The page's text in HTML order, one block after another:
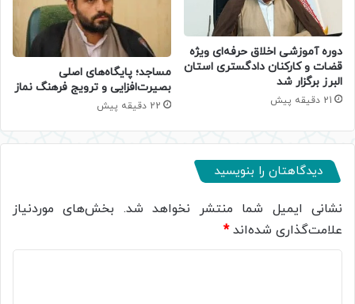
دوره آموزشی اخلاق حرفه‌ای ویژه
قضات و کارکنان دادگستری استان
البرز برگزار شد
21 دقیقه پیش
​مساجد؛ پایگاه‌های اصلی
بصیرت‌افزایی و ترویج فرهنگ نماز
22 دقیقه پیش
دیدگاهتان را بنویسید
نشانی ایمیل شما منتشر نخواهد شد. بخش‌های موردنیاز
علامت‌گذاری شده‌اند*